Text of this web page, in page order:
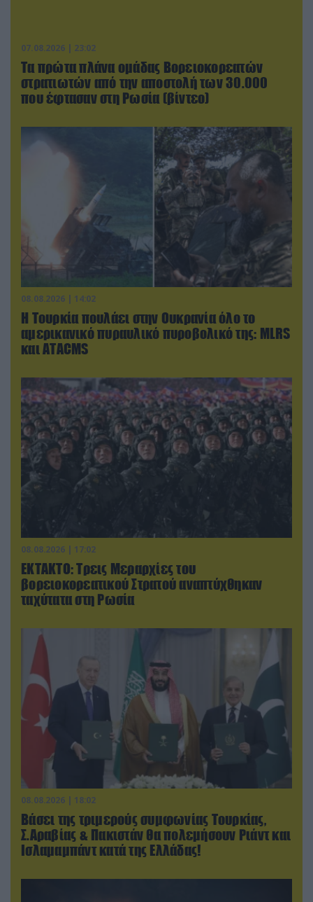
07.08.2026 | 23:02
Τα πρώτα πλάνα ομάδας Βορειοκορεατών
στρατιωτών από την αποστολή των 30.000
που έφτασαν στη Ρωσία (βίντεο)
08.08.2026 | 14:02
Η Τουρκία πουλάει στην Ουκρανία όλο το
αμερικανικό πυραυλικό πυροβολικό της: MLRS
και ΑΤΑCMS
08.08.2026 | 17:02
ΕΚΤΑΚΤΟ: Τρεις Μεραρχίες του
βορειοκορεατικού Στρατού αναπτύχθηκαν
ταχύτατα στη Ρωσία
08.08.2026 | 18:02
Βάσει της τριμερούς συμφωνίας Τουρκίας,
Σ.Αραβίας & Πακιστάν θα πολεμήσουν Ριάντ και
Ισλαμαμπάντ κατά της Ελλάδας!